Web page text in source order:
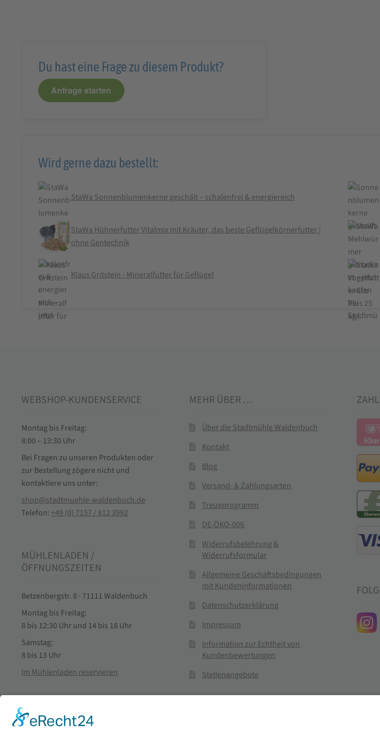
Du hast eine Frage zu diesem Produkt?
Anfrage starten
Wird gerne dazu bestellt:
StaWa Sonnenblumenkerne geschält – schalenfrei & energiereich
StaWa Hühnerfutter Vitalmix mit Kräuter, das beste Geflügelkörnerfutter |
ohne Gentechnik
Klaus Gritstein - Mineralfutter für Geflügel
WEBSHOP-KUNDENSERVICE
Montag bis Freitag:
8:00 – 13:30 Uhr
Bei Fragen zu unseren Produkten oder
zur Bestellung zögere nicht und
kontaktiere uns unter:
shop@stadtmuehle-waldenbuch.de
Telefon: +49 (0) 7157 / 812 3992
MÜHLENLADEN /
ÖFFNUNGSZEITEN
Betzenbergstr. 8 · 71111 Waldenbuch
Montag bis Freitag:
8 bis 12:30 Uhr und 14 bis 18 Uhr
Samstag:
8 bis 13 Uhr
Im Mühlenladen reservieren
MEHR ÜBER …
Über die Stadtmühle Waldenbuch
Kontakt
Blog
Versand- & Zahlungsarten
Treueprogramm
DE-ÖKO-006
Widerrufsbelehrung &
Widerrufsformular
Allgemeine Geschäftsbedingungen
mit Kundeninformationen
Datenschutzerklärung
Impressum
Information zur Echtheit von
Kundenbewertungen
Stellenangebote